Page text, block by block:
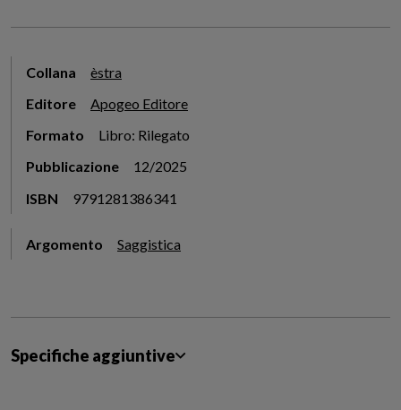
Collana
èstra
Editore
Apogeo Editore
Formato
Libro: Rilegato
Pubblicazione
12/2025
ISBN
9791281386341
Argomento Saggistica
Specifiche aggiuntive